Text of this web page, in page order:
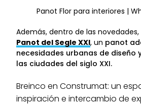
Panot Flor para interiores |
Además, dentro de las
Panot del Segle XXI, un panot
necesidades urbanas de diseño
las ciudades del siglo XXI.
Breinco en Construmat: un
inspiración e intercambio de